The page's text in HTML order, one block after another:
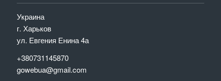
Украина
г. Харьков
ул. Евгения Енина 4а
+380731145870
gowebua@gmail.com